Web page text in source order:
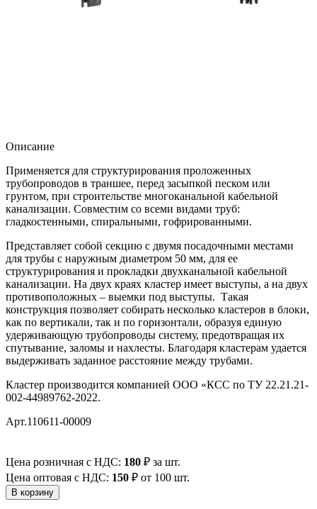
Описание
Применяется для структурирования проложенных
трубопроводов в траншее, перед засыпкой песком или
грунтом, при строительстве многоканальной кабельной
канализации. Совместим со всеми видами труб:
гладкостенными, спиральными, гофрированными.
Представляет собой секцию с двумя посадочными местами
для трубы с наружным диаметром 50 мм, для ее
структурирования и прокладки двухканальной кабельной
канализации. На двух краях кластер имеет выступы, а на двух
противоположных – выемки под выступы. Такая
конструкция позволяет собирать несколько кластеров в блоки,
как по вертикали, так и по горизонтали, образуя единую
удерживающую трубопроводы систему, предотвращая их
спутывание, заломы и нахлесты. Благодаря кластерам удается
выдерживать заданное расстояние между трубами.
Кластер производится компанией ООО «КСС по ТУ 22.21.21-
002-44989762-2022.
Арт.110611-00009
Цена розничная с НДС: 180 ₽ за шт.
Цена оптовая с НДС: 150 ₽ от 100 шт.